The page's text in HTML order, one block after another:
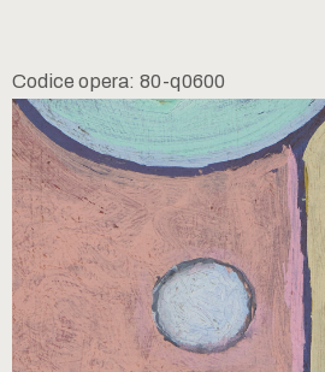
Codice opera: 80-q0600